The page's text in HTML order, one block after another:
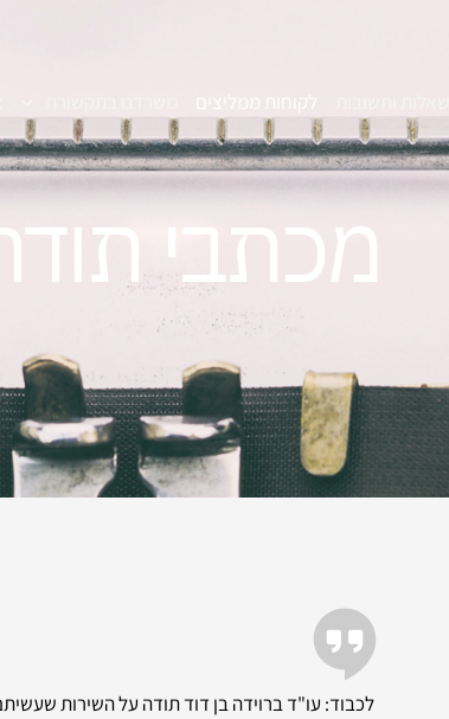
מכתבי
לכבוד: עו"ד ברוידה בן דוד תודה על השירות